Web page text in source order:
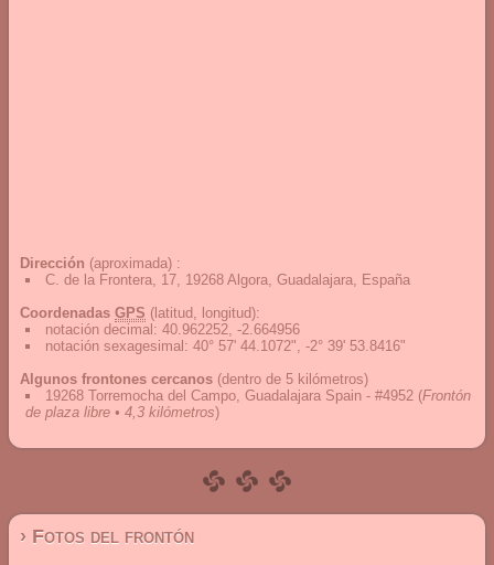
Dirección (aproximada) :
C. de la Frontera, 17, 19268 Algora, Guadalajara, España
Coordenadas GPS (latitud, longitud):
notación decimal : 40.962252, -2.664956
notación sexagesimal : 40° 57' 44.1072", -2° 39' 53.8416"
Algunos frontones cercanos (dentro de 5 kilómetros)
19268 Torremocha del Campo, Guadalajara Spain - #4952 (Frontón
de plaza libre • 4,3 kilómetros)
› Fotos del frontón